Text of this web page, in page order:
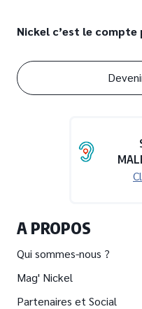
Nickel c’est le compte
A PROPOS
Qui sommes-nous ?
Mag' Nickel
Partenaires et Social